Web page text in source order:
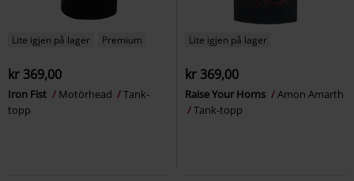
Lite igjen på lager Premium
kr 369,00
Iron Fist Motörhead
Tank-
topp
Lite igjen på lager
kr 369,00
Raise Your Horns
Amon Amarth
Tank-topp